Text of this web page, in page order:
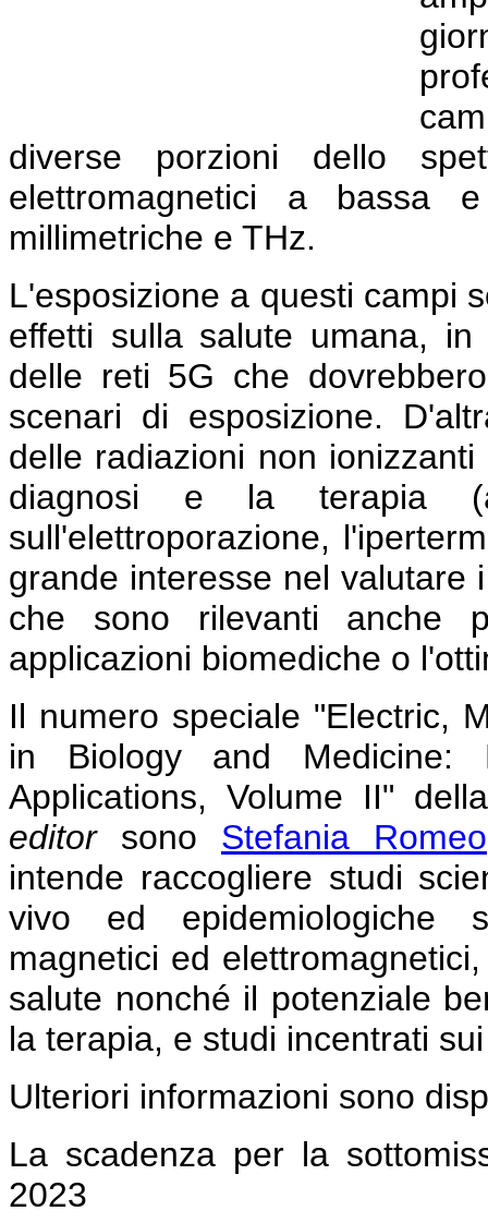
diverse porzioni dello
elettromagnetici a bassa
millimetriche e THz.
L'esposizione a questi campi
effetti sulla salute umana,
delle reti 5G che
scenari di esposizione.
delle radiazioni non
diagnosi e la terapia
sull'elettroporazione,
grande interesse nel valutare
che sono rilevanti anche
applicazioni biomediche o
Il numero speciale "Electric,
in Biology and Medicine:
Applications, Volume II"
editorsono Stefania Romeo
intende raccogliere studi
vivo ed epidemiologiche
magnetici ed
salute nonché il potenziale
la terapia, e studi incentrati
Ulteriori informazioni sono
La scadenza per la
2023